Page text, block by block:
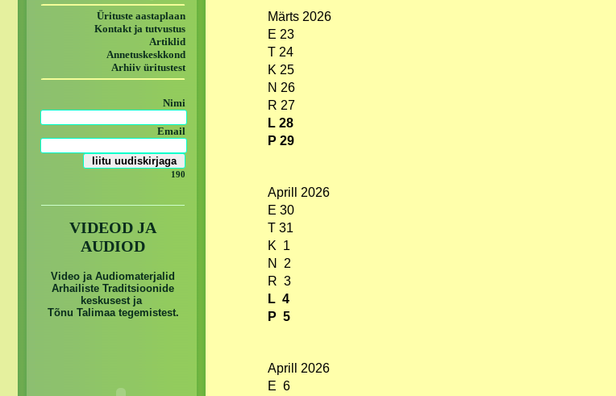
Märts 2026
E 23
T 24
K 25
N 26
R 27
L 28
P 29
Aprill 2026
E 30
T 31
K 1
N 2
R 3
L 4
P 5
Aprill 2026
E 6
Ürituste aastaplaan
Kontakt ja tutvustus
Artiklid
Annetuskeskkond
Arhiiv üritustest
Nimi
Email
190
VIDEOD JA
AUDIOD
Video ja Audiomaterjalid
Arhailiste Traditsioonide
keskusest ja
Tõnu Talimaa tegemistest.